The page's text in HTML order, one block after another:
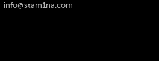
info@stam1na.com